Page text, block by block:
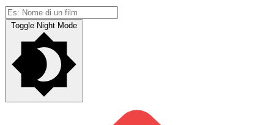
Toggle Night Mode